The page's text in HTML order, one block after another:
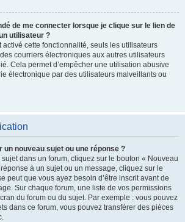
de me connecter lorsque je clique sur le lien de
utilisateur ?
cette fonctionnalité, seuls les utilisateurs
courriers électroniques aux autres utilisateurs
Cela permet d’empêcher une utilisation abusive
électronique par des utilisateurs malveillants ou
un nouveau sujet ou une réponse ?
dans un forum, cliquez sur le bouton « Nouveau
à un sujet ou un message, cliquez sur le
peut que vous ayez besoin d’être inscrit avant de
Sur chaque forum, une liste de vos permissions
du forum ou du sujet. Par exemple : vous pouvez
dans ce forum, vous pouvez transférer des pièces